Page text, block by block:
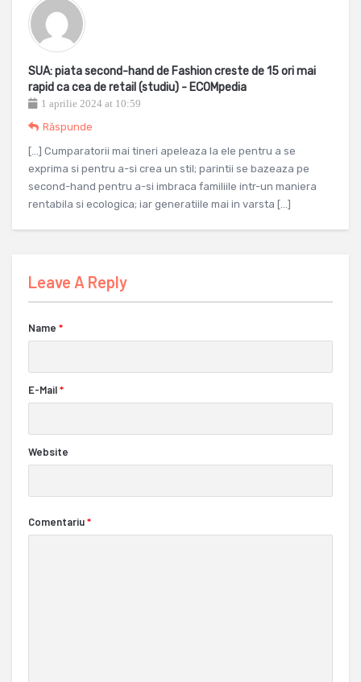
SUA: piata second-hand de Fashion creste de 15 ori mai
rapid ca cea de retail (studiu) - ECOMpedia
1 aprilie 2024 at 10:59
Răspunde
[…] Cumparatorii mai tineri apeleaza la ele pentru a se
exprima si pentru a-si crea un stil; parintii se bazeaza pe
second-hand pentru a-si imbraca familiile intr-un maniera
rentabila si ecologica; iar generatiile mai in varsta […]
Leave A Reply
Name *
E-Mail*
Website
Comentariu*